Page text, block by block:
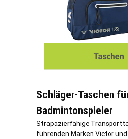
Schläger-Taschen
Badmintonspieler
Strapazierfähige
führenden Marken Victor und